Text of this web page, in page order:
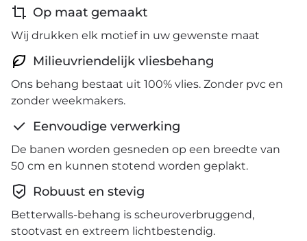
Op maat gemaakt
Wij drukken elk motief in uw gewenste maat
Milieuvriendelijk vliesbehang
Ons behang bestaat uit 100% vlies. Zonder pvc en
zonder weekmakers.
Eenvoudige verwerking
De banen worden gesneden op een breedte van
50 cm en kunnen stotend worden geplakt.
Robuust en stevig
Betterwalls-behang is scheuroverbruggend,
stootvast en extreem lichtbestendig.